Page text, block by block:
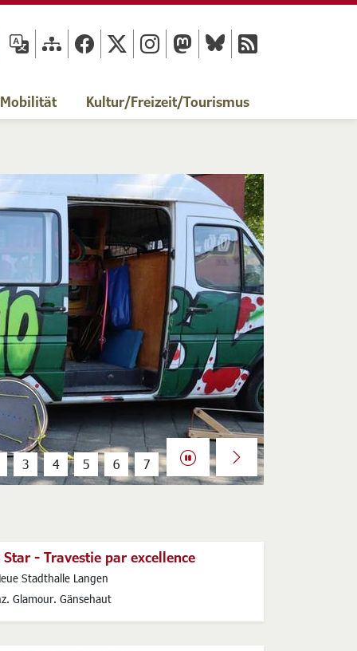
Kultur/Freizeit/Tourismus
Next
- Travestie par excellence
Glamour. Gänsehaut
Stadthalle Langen